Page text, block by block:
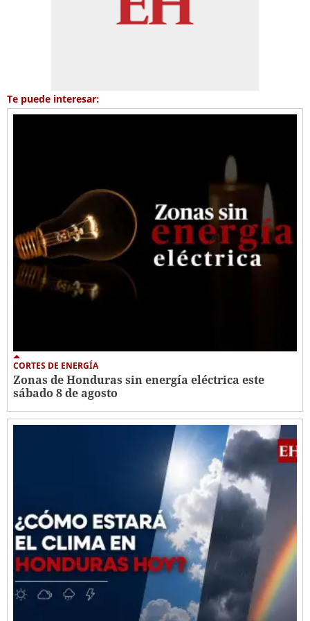
Te puede interesar:
CORTES DE ENERGÍA
Zonas de Honduras sin energía eléctrica este
sábado 8 de agosto